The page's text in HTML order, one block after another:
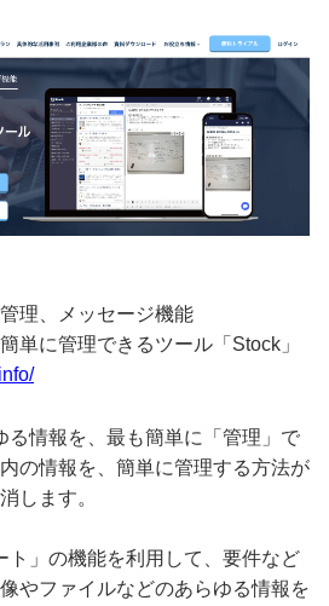
理、メッセージ機能
単に管理できるツール「Stock」
る情報を、最も簡単に「管理」で
の情報を、簡単に管理する方法が
します。
ト」の機能を利用して、要件など
やファイルなどのあらゆる情報を